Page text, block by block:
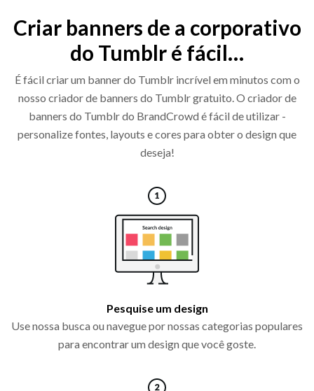
Criar banners de a corporativo
do Tumblr é fácil…
É fácil criar um banner do Tumblr incrível em minutos com o
nosso criador de banners do Tumblr gratuito. O criador de
banners do Tumblr do BrandCrowd é fácil de utilizar -
personalize fontes, layouts e cores para obter o design que
deseja!
Pesquise um design
Use nossa busca ou navegue por nossas categorias populares
para encontrar um design que você goste.